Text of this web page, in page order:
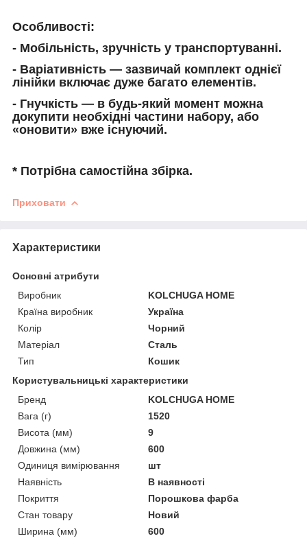
Особливості:
- Мобільність, зручність у транспортуванні.
- Варіативність — зазвичай комплект однієї
лінійки включає дуже багато елементів.
- Гнучкість — в будь-який момент можна
докупити необхідні частини набору, або
«оновити» вже існуючий.
* Потрібна самостійна збірка.
Приховати
Характеристики
Основні атрибути
Виробник
KOLCHUGA HOME
Країна виробник
Україна
Колір
Чорний
Матеріал
Сталь
Тип
Кошик
Користувальницькі характеристики
Бренд
KOLCHUGA HOME
Вага (г)
1520
Висота (мм)
9
Довжина (мм)
600
Одиниця вимірювання
шт
Наявність
В наявності
Покриття
Порошкова фарба
Стан товару
Новий
Ширина (мм)
600